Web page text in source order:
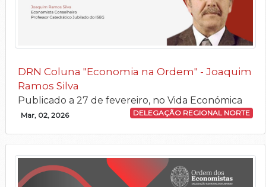
DRN Coluna "Economia na Ordem" - Joaquim
Ramos Silva
Publicado a 27 de fevereiro, no Vida Económica
Mar, 02, 2026 DELEGAÇÃO REGIONAL NORTE